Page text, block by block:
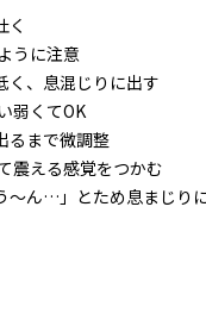
く
うに注意
く、息混じりに出す
弱くてOK
るまで微調整
震える感覚をつかむ
〜ん…」とため息まじり